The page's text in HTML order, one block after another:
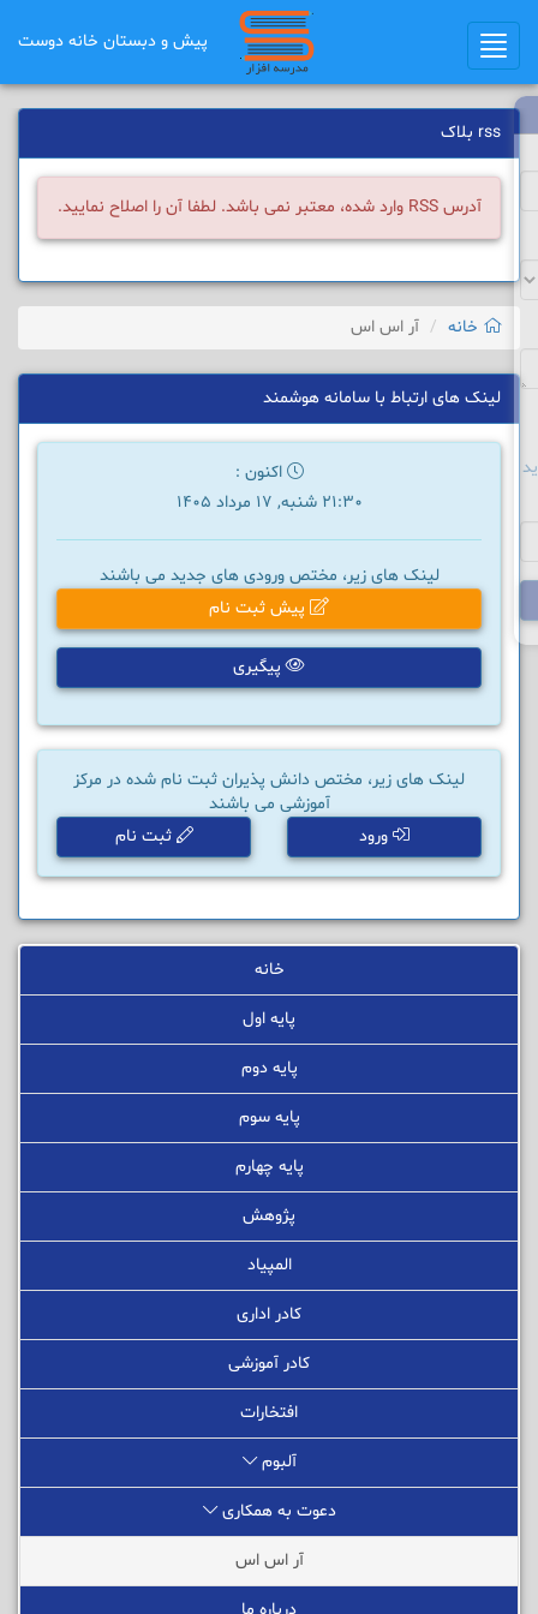
Toggle
navigation
پیش و دبستان خانه دوست
rss بلاک
آدرس RSS وارد شده، معتبر نمی باشد. لطفا آن را اصلاح نمایید.
خانه آر اس اس
لینک های ارتباط با سامانه هوشمند
اکنون :
21:30 شنبه, 17 مرداد 1405
لینک های زیر، مختص ورودی های جدید می باشند
پیش ثبت نام
پیگیری
لینک های زیر، مختص دانش پذیران ثبت نام شده در مرکز
آموزشی می باشند
ورود
ثبت نام
خانه
پایه اول
پایه دوم
پایه سوم
پایه چهارم
پژوهش
المپیاد
کادر اداری
کادر آموزشی
افتخارات
آلبوم
دعوت به همکاری
آر اس اس